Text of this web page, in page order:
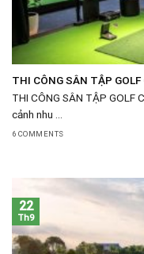
THI CÔNG SÂN TẬP
THI CÔNG SÂN TẬP GOLF
cảnh nhu ...
6 COMMENTS
22
Th9